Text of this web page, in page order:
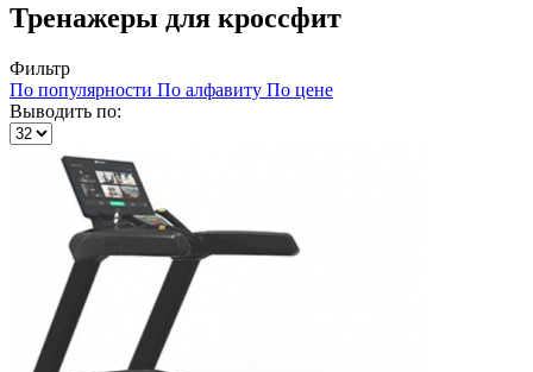
Тренажеры для кроссфит
Фильтр
По популярности По алфавиту По цене
Выводить по: